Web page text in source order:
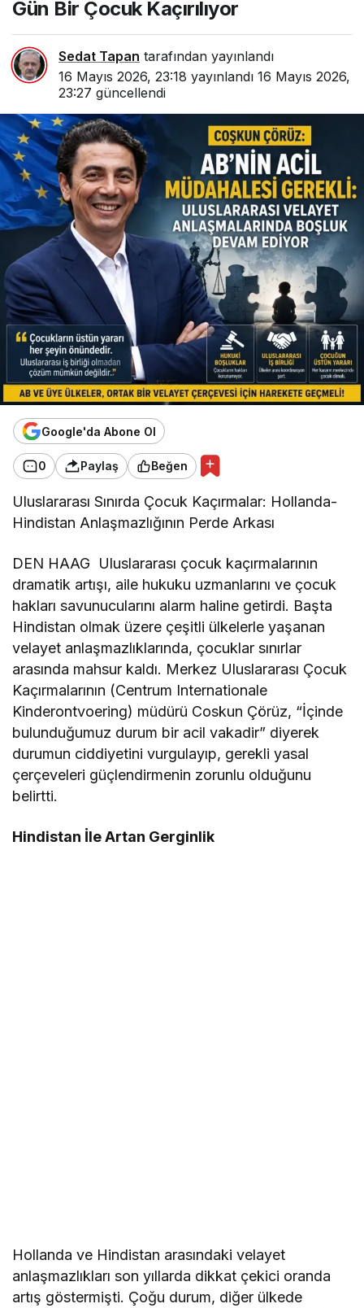
Gün Bir Çocuk Kaçırılıyor
Sedat Tapan tarafından yayınlandı
16 Mayıs 2026, 23:18 yayınlandı 16 Mayıs 2026,
23:27 güncellendi
Google'da Abone Ol
0 Paylaş Beğen
Uluslararası Sınırda Çocuk Kaçırmalar: Hollanda-
Hindistan Anlaşmazlığının Perde Arkası
DEN HAAG Uluslararası çocuk kaçırmalarının
dramatik artışı, aile hukuku uzmanlarını ve çocuk
hakları savunucularını alarm haline getirdi. Başta
Hindistan olmak üzere çeşitli ülkelerle yaşanan
velayet anlaşmazlıklarında, çocuklar sınırlar
arasında mahsur kaldı. Merkez Uluslararası Çocuk
Kaçırmalarının (Centrum Internationale
Kinderontvoering) müdürü Coskun Çörüz, “İçinde
bulunduğumuz durum bir acil vakadir” diyerek
durumun ciddiyetini vurgulayıp, gerekli yasal
çerçeveleri güçlendirmenin zorunlu olduğunu
belirtti.
Hindistan İle Artan Gerginlik
Hollanda ve Hindistan arasındaki velayet
anlaşmazlıkları son yıllarda dikkat çekici oranda
artış göstermişti. Çoğu durum, diğer ülkede